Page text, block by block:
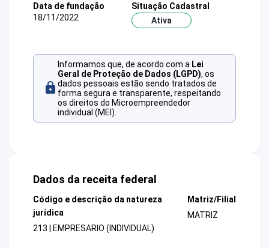
Data de fundação
18/11/2022
Situação Cadastral
Ativa
Informamos que, de acordo com a Lei
Geral de Proteção de Dados (LGPD), os
dados pessoais estão sendo tratados de
forma segura e transparente, respeitando
os direitos do Microempreendedor
individual (MEI).
Dados da receita federal
Código e descrição da natureza
jurídica
213 | EMPRESARIO (INDIVIDUAL)
Matriz/Filial
MATRIZ